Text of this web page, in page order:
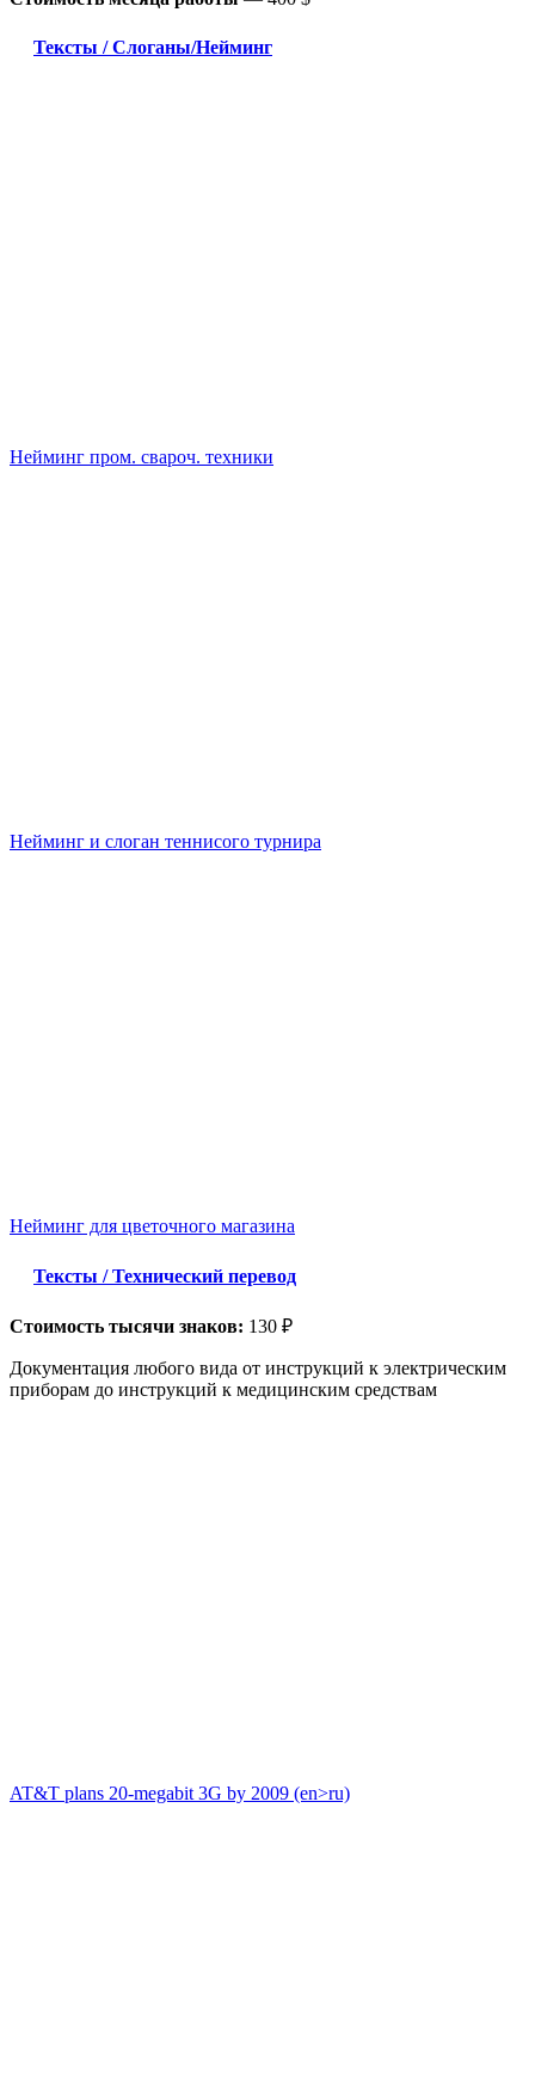
Тексты / Слоганы/Нейминг
Нейминг пром. свароч. техники
Нейминг и слоган теннисого турнира
Нейминг для цветочного магазина
Тексты / Технический перевод
Стоимость тысячи знаков: 130 ₽
Документация любого вида от инструкций к электрическим
приборам до инструкций к медицинским средствам
AT&T plans 20-megabit 3G by 2009 (en>ru)